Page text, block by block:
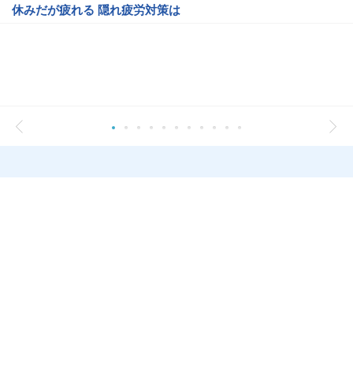
休みだが疲れる 隠れ疲労対策は